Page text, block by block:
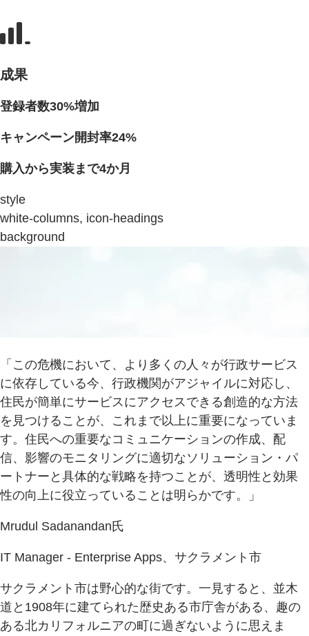
成果
登録者数30%増加
キャンペーン開封率24%
購入から実装まで4か月
style
white-columns, icon-headings
background
「この危機において、より多くの人々が行政サービス
に依存している今、行政機関がアジャイルに対応し、
住民が簡単にサービスにアクセスできる創造的な方法
を見つけることが、これまで以上に重要になっていま
す。住民への重要なコミュニケーションの作成、配
信、影響のモニタリングに適切なソリューション・パ
ートナーと具体的な戦略を持つことが、透明性と効果
性の向上に役立っていることは明らかです。」
Mrudul Sadanandan氏
IT Manager - Enterprise Apps、サクラメント市
サクラメント市は野心的な街です。一見すると、並木
道と1908年に建てられた歴史ある市庁舎がある、趣の
ある北カリフォルニアの町に過ぎないように思えま